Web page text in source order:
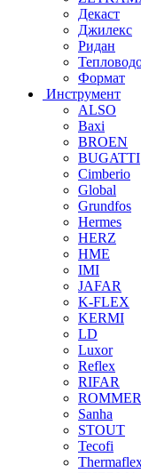
Декаст
Джилекс
Ридан
Формат
Инструмент
ALSO
Baxi
BROEN
BUGATTI
Cimberio
Global
Grundfos
Hermes
HERZ
HME
IMI
JAFAR
K-FLEX
KERMI
LD
Luxor
Reflex
RIFAR
ROMMER
Sanha
STOUT
Tecofi